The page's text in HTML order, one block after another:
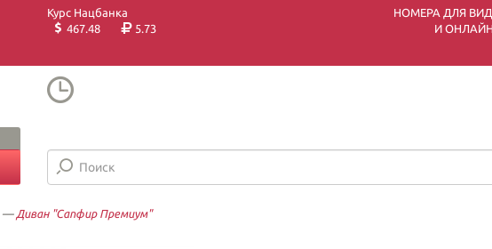
Курс Нацбанка
467.48
5.73
НОМЕРА ДЛЯ
И
— Диван "Сапфир Премиум"